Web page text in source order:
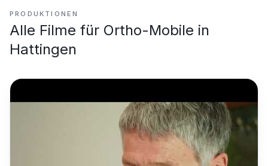
PRODUKTIONEN
Alle Filme für Ortho-Mobile in
Hattingen